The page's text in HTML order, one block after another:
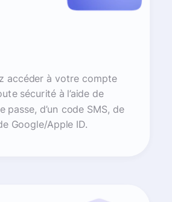
accéder à votre compte
sécurité à l’aide de
passe, d’un code SMS, de
Google/Apple ID.